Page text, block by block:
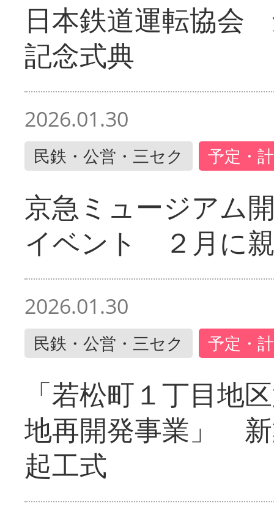
日本鉄道運転協会
記念式典
2026.01.30
民鉄・公営・三セク 予定・
京急ミュージアム
イベント ２月に
2026.01.30
民鉄・公営・三セク 予定・
「若松町１丁目地
地再開発事業」
起工式